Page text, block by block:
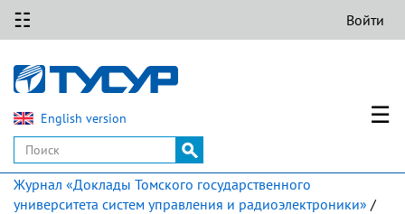
☷ Войти
English version ☰
Журнал «Доклады Томского государственного
университета систем управления и радиоэлектроники» /